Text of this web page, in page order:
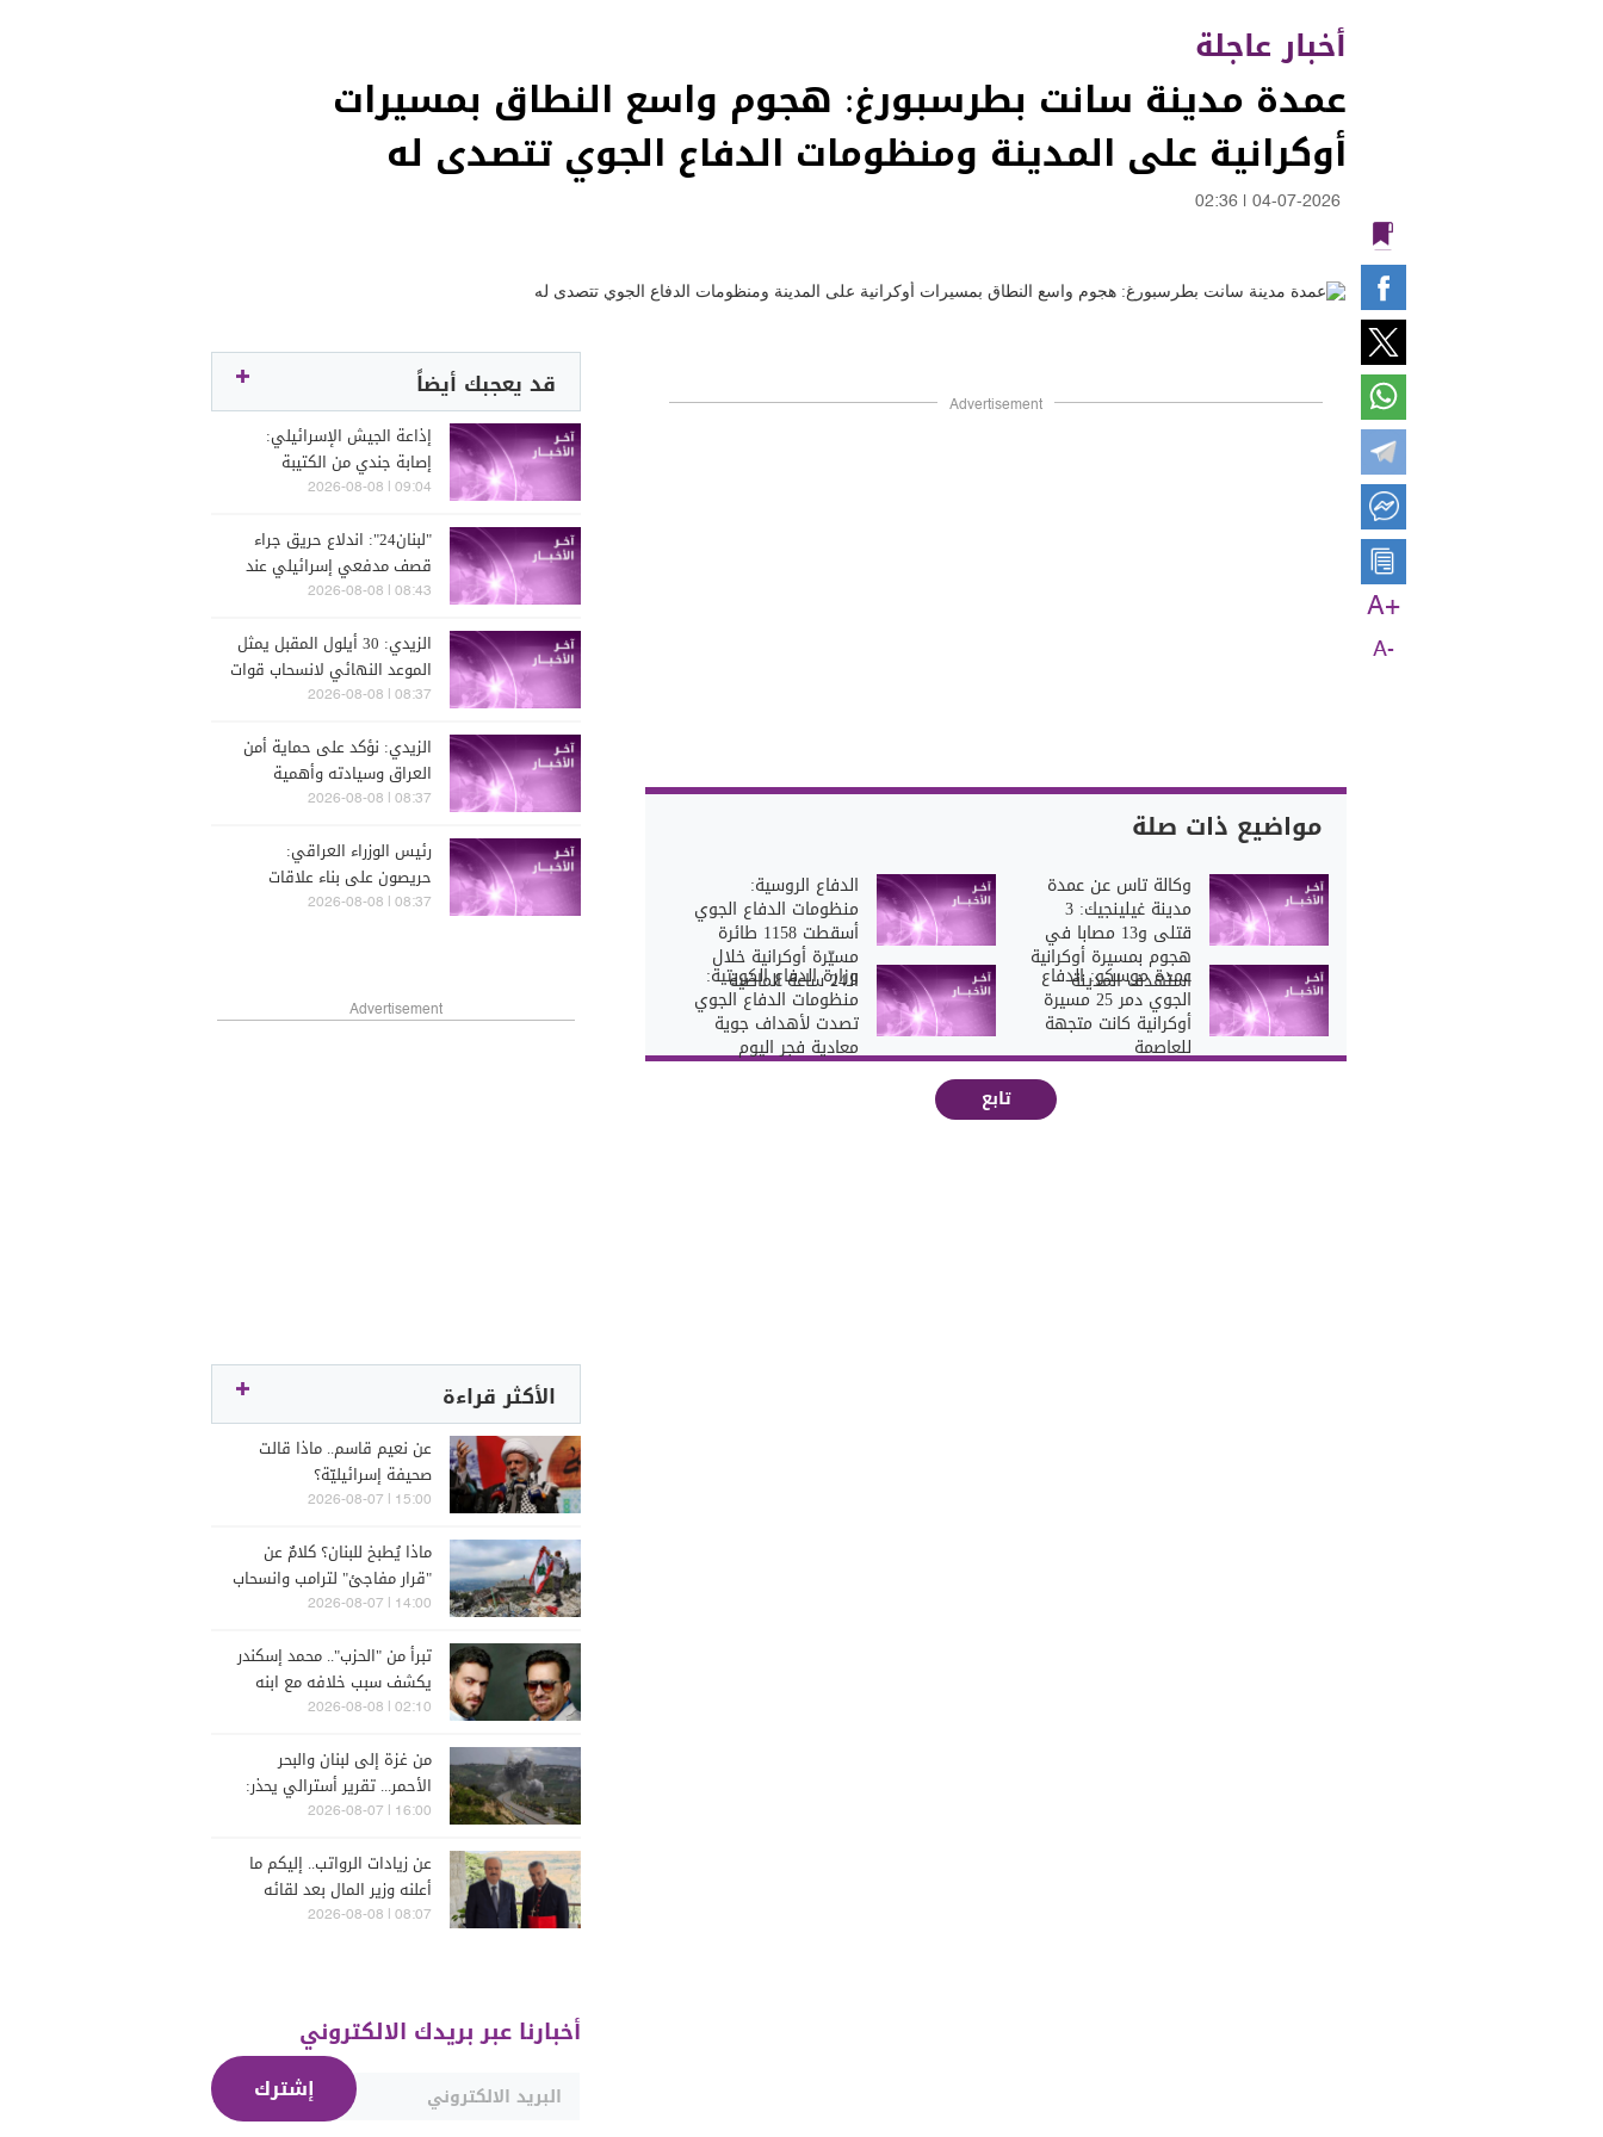
أخبار عاجلة
عمدة مدينة سانت بطرسبورغ: هجوم واسع النطاق بمسيرات
أوكرانية على المدينة ومنظومات الدفاع الجوي تتصدى له
04-07-2026
02:36
A+
A-
Advertisement
مواضيع ذات صلة
وكالة تاس عن عمدة
مدينة غيلينجيك: 3
قتلى و13 مصابا في
هجوم بمسيرة أوكرانية
استهدف المدينة
الدفاع الروسية:
منظومات الدفاع الجوي
أسقطت 1158 طائرة
مسيّرة أوكرانية خلال
الـ24 ساعة الماضية عمدة موسكو: الدفاع
الجوي دمر 25 مسيرة
أوكرانية كانت متجهة
للعاصمة
وزارة الدفاع الكويتية:
منظومات الدفاع الجوي
تصدت لأهداف جوية
معادية فجر اليوم
تابع
قد يعجبك أيضاً
إذاعة الجيش الإسرائيلي:
إصابة جندي من الكتيبة
الهندسية 607 بنيران قواتنا
09:04 | 2026-08-08
"لبنان24": اندلاع حريق جراء
قصف مدفعي إسرائيلي عند
الأطراف الغربية لمدينة ميس
الرياضي
08:43 | 2026-08-08
الزيدي: 30 أيلول المقبل يمثل
الموعد النهائي لانسحاب قوات
التحالف من العراق
08:37 | 2026-08-08
الزيدي: نؤكد على حماية أمن
العراق وسيادته وأهمية
الركون إلى الحوار في القضايا
08:37 | 2026-08-08
رئيس الوزراء العراقي:
حريصون على بناء علاقات
متوازنة مع دول الجوار وعدم
08:37 | 2026-08-08
Advertisement
الأكثر قراءة
عن نعيم قاسم.. ماذا قالت
صحيفة إسرائيليّة؟
15:00 | 2026-08-07
ماذا يُطبخ للبنان؟ كلامٌ عن
"قرار مفاجئ" لترامب وانسحاب
إسرائيل
14:00 | 2026-08-07
تبرأ من "الحزب".. محمد إسكندر
يكشف سبب خلافه مع ابنه
فارس (فيديو)
02:10 | 2026-08-08
من غزة إلى لبنان والبحر
الأحمر... تقرير أسترالي يحذر:
الشرق الأوسط يدخل أخطر
16:00 | 2026-08-07
عن زيادات الرواتب.. إليكم ما
أعلنه وزير المال بعد لقائه
الراعي
08:07 | 2026-08-08
أخبارنا عبر بريدك الالكتروني
إشترك